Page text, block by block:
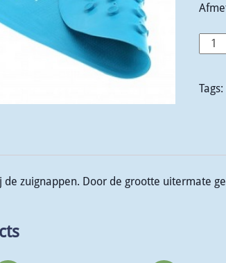
Tags:
de zuignappen. Door de grootte uitermate